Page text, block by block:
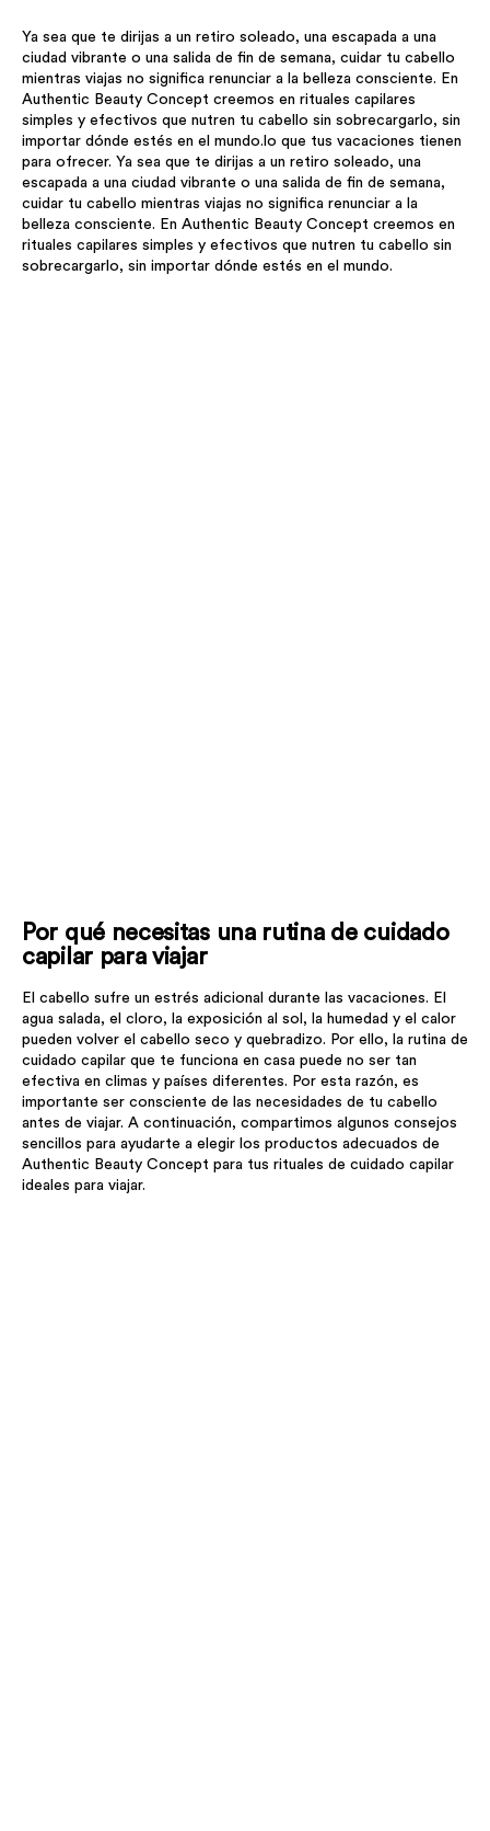
Ya sea que te dirijas a un retiro soleado, una escapada a una
ciudad vibrante o una salida de fin de semana, cuidar tu cabello
mientras viajas no significa renunciar a la belleza consciente. En
Authentic Beauty Concept creemos en rituales capilares
simples y efectivos que nutren tu cabello sin sobrecargarlo, sin
importar dónde estés en el mundo.lo que tus vacaciones tienen
para ofrecer. Ya sea que te dirijas a un retiro soleado, una
escapada a una ciudad vibrante o una salida de fin de semana,
cuidar tu cabello mientras viajas no significa renunciar a la
belleza consciente. En Authentic Beauty Concept creemos en
rituales capilares simples y efectivos que nutren tu cabello sin
sobrecargarlo, sin importar dónde estés en el mundo.
Por qué necesitas una rutina de cuidado
capilar para viajar
El cabello sufre un estrés adicional durante las vacaciones. El
agua salada, el cloro, la exposición al sol, la humedad y el calor
pueden volver el cabello seco y quebradizo. Por ello, la rutina de
cuidado capilar que te funciona en casa puede no ser tan
efectiva en climas y países diferentes. Por esta razón, es
importante ser consciente de las necesidades de tu cabello
antes de viajar. A continuación, compartimos algunos consejos
sencillos para ayudarte a elegir los productos adecuados de
Authentic Beauty Concept para tus rituales de cuidado capilar
ideales para viajar.